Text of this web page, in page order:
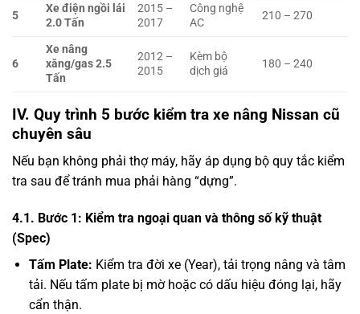
5
Xe điện ngồi lái
2.0 Tấn
2015 –
2017
Công nghệ
AC
210 – 270
6
Xe nâng
xăng/gas 2.5
Tấn
2012 –
2015
Kèm bộ
dịch giá
180 – 240
IV. Quy trình 5 bước kiểm tra xe nâng Nissan cũ
chuyên sâu
Nếu bạn không phải thợ máy, hãy áp dụng bộ quy tắc kiểm
tra sau để tránh mua phải hàng “dựng”.
4.1. Bước 1: Kiểm tra ngoại quan và thông số kỹ thuật
(Spec)
Tấm Plate: Kiểm tra đời xe (Year), tải trọng nâng và tâm
tải. Nếu tấm plate bị mờ hoặc có dấu hiệu đóng lại, hãy
cẩn thận.